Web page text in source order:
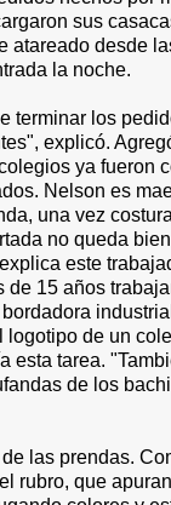
sus
atareado desde
la noche.
terminar los
explicó.
ya fueron
Nelson es
una vez
no queda
este
de 15 años
logotipo de un
esta tarea.
de los
las prendas.
rubro, que